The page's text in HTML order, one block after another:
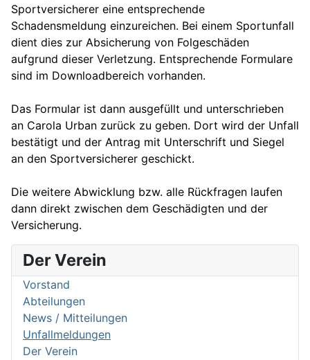
Der Verein
Vorstand
Abteilungen
News / Mitteilungen
Unfallmeldungen
Der Verein
Sportversicherer eine entsprechende
Schadensmeldung einzureichen. Bei einem Sportunfall
dient dies zur Absicherung von Folgeschäden
aufgrund dieser Verletzung. Entsprechende Formulare
sind im Downloadbereich vorhanden.
Das Formular ist dann ausgefüllt und unterschrieben
an Carola Urban zurück zu geben. Dort wird der Unfall
bestätigt und der Antrag mit Unterschrift und Siegel
an den Sportversicherer geschickt.
Die weitere Abwicklung bzw. alle Rückfragen laufen
dann direkt zwischen dem Geschädigten und der
Versicherung.